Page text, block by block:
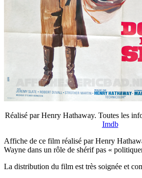
Réalisé par Henry Hathaway. Toutes les
Imdb
Affiche de ce film réalisé par Henry
Wayne dans un rôle de shérif pas «
La distribution du film est très soignée et